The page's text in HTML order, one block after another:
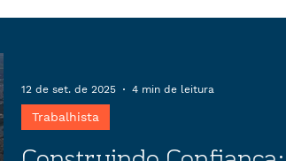
Trabalhista
12 de set. de 2025 4 min de leitura